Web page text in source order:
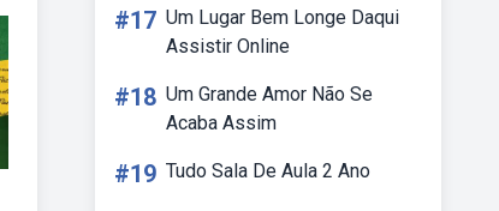
#17 Um Lugar Bem Longe Daqui
Assistir Online
#18 Um Grande Amor Não Se
Acaba Assim
#19 Tudo Sala De Aula 2 Ano